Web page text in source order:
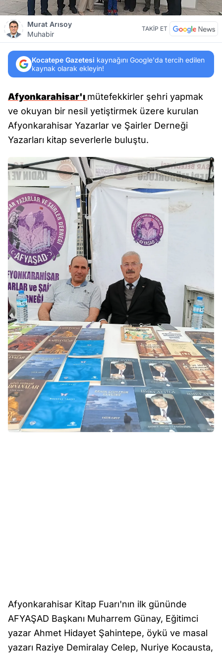
Murat Arısoy
Muhabir
TAKİP ET
Kocatepe Gazetesi kaynağını Google'da tercih edilen
kaynak olarak ekleyin!
Afyonkarahisar'ı mütefekkirler şehri yapmak
ve okuyan bir nesil yetiştirmek üzere kurulan
Afyonkarahisar Yazarlar ve Şairler Derneği
Yazarları kitap severlerle buluştu.
Afyonkarahisar Kitap Fuarı'nın ilk gününde
AFYAŞAD Başkanı Muharrem Günay, Eğitimci
yazar Ahmet Hidayet Şahintepe, öykü ve masal
yazarı Raziye Demiralay Celep, Nuriye Kocausta,